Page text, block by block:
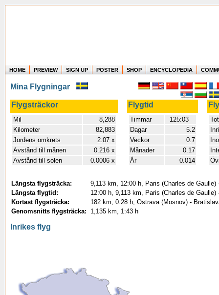
Where in the world have you flown?
How long have you been in the air?
Create your own FlightMemory and see!
HOME PREVIEW SIGN UP POSTER SHOP ENCYCLOPEDIA
Mina Flygningar
Flygsträckor Flygtid
Mil
8,288
Kilometer
82,883
Jordens omkrets
2.07 x
Avstånd till månen
0.216 x
Avstånd till solen
0.0006 x
Timmar
125:03
Dagar
5.2
Veckor
0.7
Månader
0.17
År
0.014
Längsta flygsträcka:
9,113 km, 12:00 h, Paris (Charles de Gaulle)
Längsta flygtid:
12:00 h, 9,113 km, Paris (Charles de Gaulle)
Kortast flygsträcka:
182 km, 0:28 h, Ostrava (Mosnov) -
Genomsnitts flygsträcka:
1,135 km, 1:43 h
Inrikes flyg